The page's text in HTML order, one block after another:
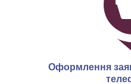
Оформлення